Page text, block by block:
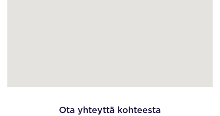
Ota yhteyttä kohteesta